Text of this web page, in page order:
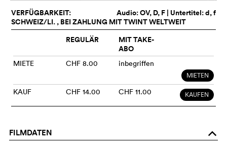
Audio:OV, D, F | Untertitel: d, f
VERFÜGBARKEIT:
SCHWEIZ/LI. , BEI ZAHLUNG MIT TWINT WELTWEIT
REGULÄR
MIT TAKE-
ABO
MIETE CHF 8.00 inbegriffen
MIETEN
KAUF CHF 14.00 CHF 11.00 KAUFEN
FILMDATEN o